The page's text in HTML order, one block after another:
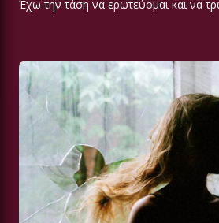
Έχω την τάση να ερωτεύομαι και να